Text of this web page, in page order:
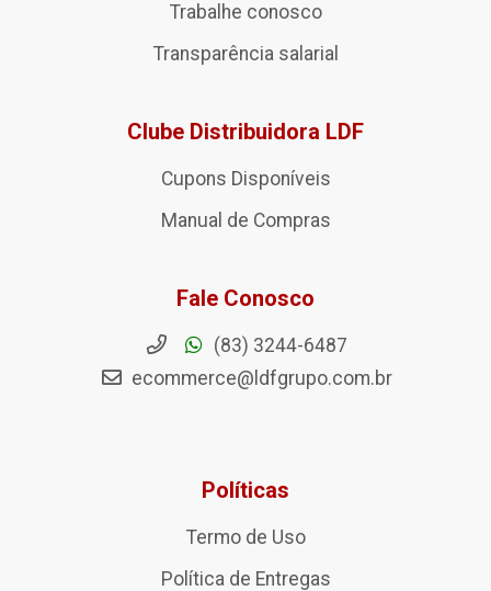
Trabalhe conosco
Transparência salarial
Clube Distribuidora LDF
Cupons Disponíveis
Manual de Compras
Fale Conosco
(83) 3244-6487
ecommerce@ldfgrupo.com.br
Políticas
Termo de Uso
Política de Entregas